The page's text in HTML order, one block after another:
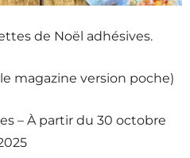
de Noël adhésives.
magazine version poche)
– À partir du 30 octobre